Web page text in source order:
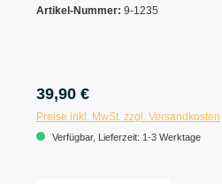
Artikel-Nummer: 9-1235
39,90 €
Preise inkl. MwSt. zzgl. Versandkosten
Verfügbar, Lieferzeit: 1-3 Werktage